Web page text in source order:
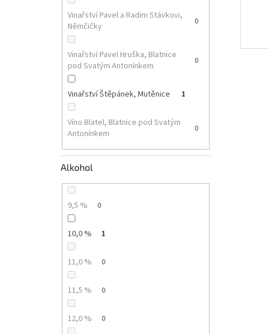
Vinařství Pavel a Radim Stávkovi,
Němčičky
0
Vinařství Pavel Hruška, Blatnice
pod Svatým Antonínkem
0
Vinařství Štěpánek, Mutěnice 1
Víno Blatel, Blatnice pod Svatým
Antonínkem
0
Alkohol
9,5 % 0
10,0 % 1
11,0 % 0
11,5 % 0
12,0 % 0